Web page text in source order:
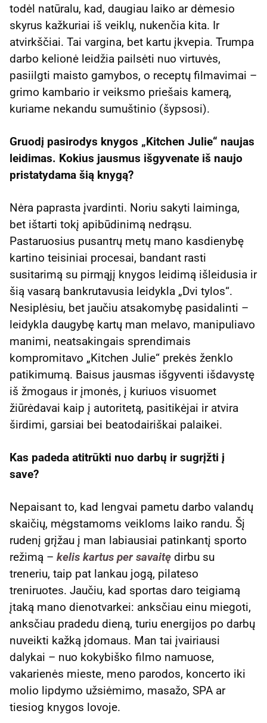
todėl natūralu, kad, daugiau laiko ar dėmesio
skyrus kažkuriai iš veiklų, nukenčia kita. Ir
atvirkščiai. Tai vargina, bet kartu įkvepia. Trumpa
darbo kelionė leidžia pailsėti nuo virtuvės,
pasiilgti maisto gamybos, o receptų filmavimai –
grimo kambario ir veiksmo priešais kamerą,
kuriame nekandu sumuštinio (šypsosi).
Gruodį pasirodys knygos „Kitchen Julie“ naujas
leidimas. Kokius jausmus išgyvenate iš naujo
pristatydama šią knygą?
Nėra paprasta įvardinti. Noriu sakyti laiminga,
bet ištarti tokį apibūdinimą nedrąsu.
Pastaruosius pusantrų metų mano kasdienybę
kartino teisiniai procesai, bandant rasti
susitarimą su pirmąjį knygos leidimą išleidusia ir
šią vasarą bankrutavusia leidykla „Dvi tylos“.
Nesiplėsiu, bet jaučiu atsakomybę pasidalinti –
leidykla daugybę kartų man melavo, manipuliavo
manimi, neatsakingais sprendimais
kompromitavo „Kitchen Julie“ prekės ženklo
patikimumą. Baisus jausmas išgyventi išdavystę
iš žmogaus ir įmonės, į kuriuos visuomet
žiūrėdavai kaip į autoritetą, pasitikėjai ir atvira
širdimi, garsiai bei beatodairiškai palaikei.
Kas padeda atitrūkti nuo darbų ir sugrįžti į
save?
Nepaisant to, kad lengvai pametu darbo valandų
skaičių, mėgstamoms veikloms laiko randu. Šį
rudenį grįžau į man labiausiai patinkantį sporto
režimą – kelis kartus per savaitę dirbu su
treneriu, taip pat lankau jogą, pilateso
treniruotes. Jaučiu, kad sportas daro teigiamą
įtaką mano dienotvarkei: anksčiau einu miegoti,
anksčiau pradedu dieną, turiu energijos po darbų
nuveikti kažką įdomaus. Man tai įvairiausi
dalykai – nuo kokybiško filmo namuose,
vakarienės mieste, meno parodos, koncerto iki
molio lipdymo užsiėmimo, masažo, SPA ar
tiesiog knygos lovoje.